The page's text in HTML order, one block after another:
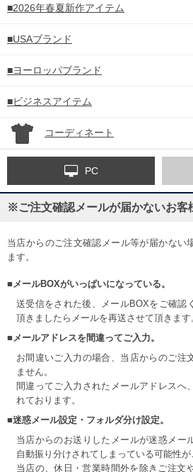
■2026年春夏新作アイテム
■USAブランド
■ヨーロッパブランド
■ビジネスアイテム
コーディネート
PC
※ご注文確認メールが届かないお客
当店からのご注文確認メール等が届かない
ます。
■メールBOXがいっぱいになっている。
送受信をされた後、メールBOXをご確認
頂きましたらメールを再送させて頂きます
■メールアドレスを間違ってご入力。
お間違いご入力の場合、当店からのご注
ません。
間違ってご入力されたメールアドレスへ
れております。
■迷惑メール設定・フォルダ分け設定。
当店からのお送りしたメールが迷惑メー
自動振り分けされてしまっている可能性が
当店の、休日・営業時間外を除きご注文